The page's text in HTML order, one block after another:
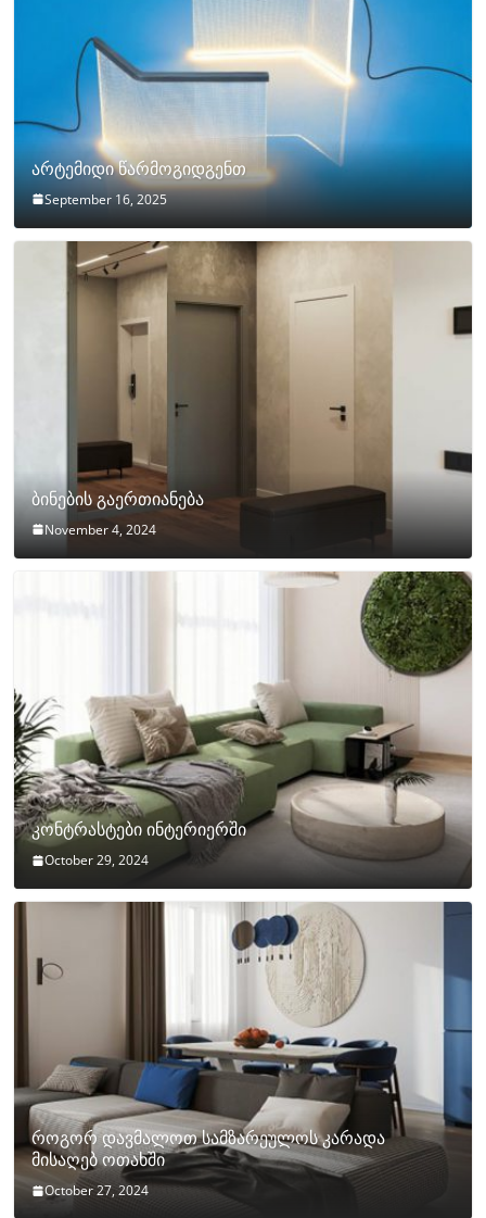
არტემიდი წარმოგიდგენთ
September 16, 2025
ბინების გაერთიანება
November 4, 2024
კონტრასტები ინტერიერში
October 29, 2024
როგორ დავმალოთ სამზარეულოს კარადა
მისაღებ ოთახში
October 27, 2024